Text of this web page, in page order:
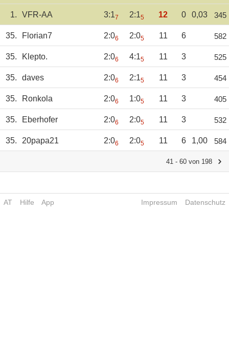
1. VFR-AA 3:17 2:15 12 0 0,03 345
35. Florian7 2:06 2:05 11 6 582
35. Klepto. 2:06 4:15 11 3 525
35. daves 2:06 2:15 11 3 454
35. Ronkola 2:06 1:05 11 3 405
35. Eberhofer 2:06 2:05 11 3 532
35. 20papa21 2:06 2:05 11 6 1,00 584
41 - 60 von 198
AT Hilfe App Impressum Datenschutz